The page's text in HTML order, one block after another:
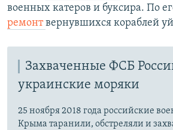
военных катеров и буксира. По
ремонтвернувшихся кораблей
Захваченные ФСБ
украинские моряки
25 ноября 2018 года российские
Крыма таранили, обстреляли и